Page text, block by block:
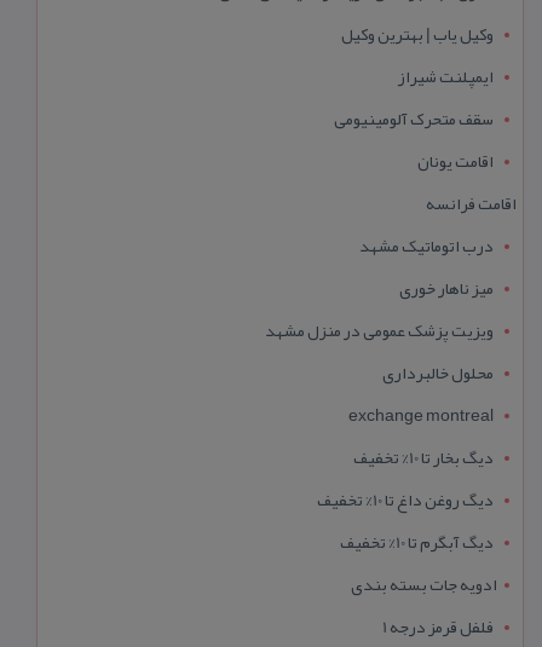
وکیل یاب | بهترین وکیل
ایمپلنت شیراز
سقف متحرک آلومینیومی
اقامت یونان
اقامت فرانسه
درب اتوماتیک مشهد
میز ناهار خوری
ویزیت پزشک عمومی در منزل مشهد
محلول خالبرداری
exchange montreal
دیگ بخار تا 10% تخفیف
دیگ روغن داغ تا 10% تخفیف
دیگ آبگرم تا 10% تخفیف
ادویه جات بسته بندی
فلفل قرمز درجه 1